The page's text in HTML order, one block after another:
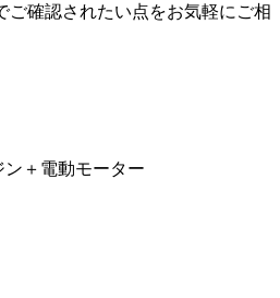
ご確認されたい点をお気軽にご相
ン＋電動モーター